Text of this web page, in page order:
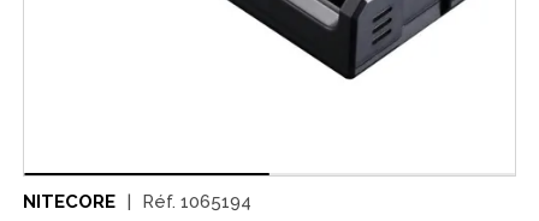
NITECORE Réf. 1065194